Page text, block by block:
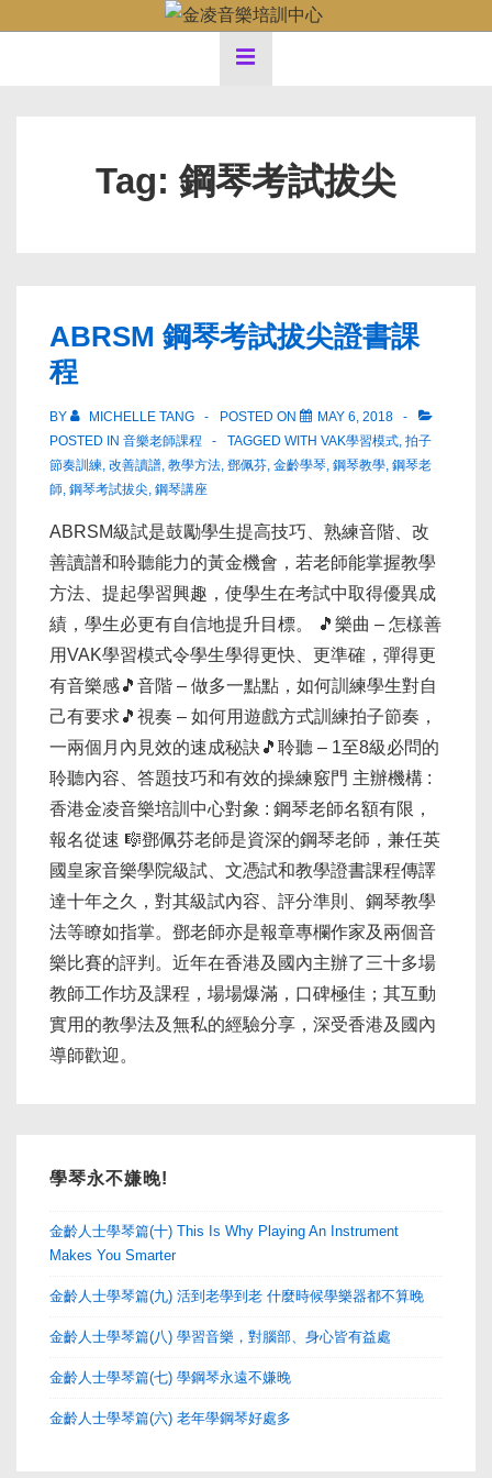
Tag: 鋼琴考試拔尖
ABRSM 鋼琴考試拔尖證書課
程
BY MICHELLE TANG POSTED ON
MAY 6, 2018
POSTED IN 音樂老師課程 TAGGED WITH VAK學習模式, 拍子
節奏訓練, 改善讀譜, 教學方法, 鄧佩芬, 金齡學琴, 鋼琴教學, 鋼琴老
師, 鋼琴考試拔尖, 鋼琴講座
ABRSM級試是鼓勵學生提高技巧、熟練音階、改
善讀譜和聆聽能力的黃金機會，若老師能掌握教學
方法、提起學習興趣，使學生在考試中取得優異成
績，學生必更有自信地提升目標。 🎵樂曲 – 怎樣善
用VAK學習模式令學生學得更快、更準確，彈得更
有音樂感🎵音階 – 做多一點點，如何訓練學生對自
己有要求🎵視奏 – 如何用遊戲方式訓練拍子節奏，
一兩個月內見效的速成秘訣🎵聆聽 – 1至8級必問的
聆聽內容、答題技巧和有效的操練竅門 主辦機構 :
香港金凌音樂培訓中心對象 : 鋼琴老師名額有限，
報名從速 🎼鄧佩芬老師是資深的鋼琴老師，兼任英
國皇家音樂學院級試、文憑試和教學證書課程傳譯
達十年之久，對其級試內容、評分準則、鋼琴教學
法等瞭如指掌。鄧老師亦是報章專欄作家及兩個音
樂比賽的評判。近年在香港及國內主辦了三十多場
教師工作坊及課程，場場爆滿，口碑極佳；其互動
實用的教學法及無私的經驗分享，深受香港及國內
導師歡迎。
學琴永不嫌晚!
金齡人士學琴篇(十) This Is Why Playing An Instrument
Makes You Smarter
金齡人士學琴篇(九) 活到老學到老 什麼時候學樂器都不算晚
金齡人士學琴篇(八) 學習音樂，對腦部、身心皆有益處
金齡人士學琴篇(七) 學鋼琴永遠不嫌晚
金齡人士學琴篇(六) 老年學鋼琴好處多